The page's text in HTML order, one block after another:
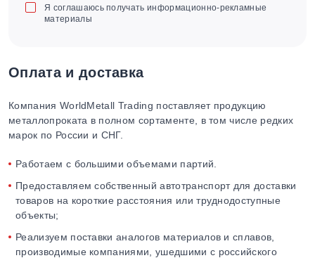
Я соглашаюсь получать информационно-рекламные
материалы
Оплата и доставка
Компания WorldMetall Trading поставляет продукцию
металлопроката в полном сортаменте, в том числе редких
марок по России и СНГ.
Работаем с большими объемами партий.
Предоставляем собственный автотранспорт для доставки
товаров на короткие расстояния или труднодоступные
объекты;
Реализуем поставки аналогов материалов и сплавов,
производимые компаниями, ушедшими с российского